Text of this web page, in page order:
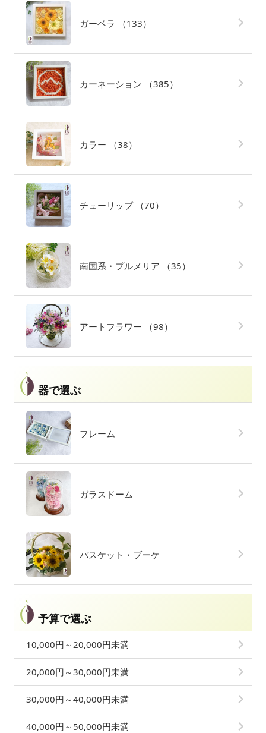
ガーベラ （133）
カーネーション （385）
カラー （38）
チューリップ （70）
南国系・プルメリア （35）
アートフラワー （98）
器で選ぶ
フレーム
ガラスドーム
バスケット・ブーケ
予算で選ぶ
10,000円～20,000円未満
20,000円～30,000円未満
30,000円～40,000円未満
40,000円～50,000円未満